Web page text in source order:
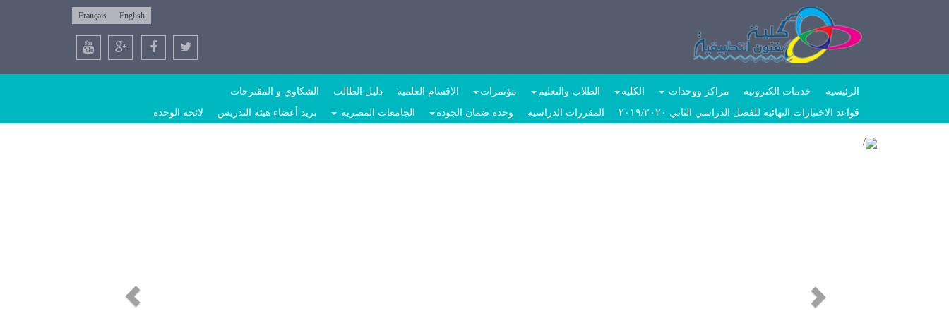
English
Français
الرئيسية خدمات الكترونيه مراكز ووحدات الكليه الطلاب والتعليم مؤتمرات الاقسام العلمية دليل الطالب
الشكاوي و المقترحات
قواعد الاختبارات النهائية للفصل الدراسي الثاني ٢٠١٩/٢٠٢٠
المقررات الدراسيه وحدة ضمان الجودة الجامعات المصرية بريد أعضاء هيئة التدريس لائحة الوحدة